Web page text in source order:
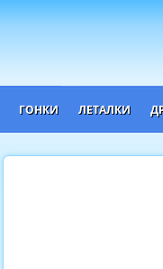
ГОНКИ ЛЕТАЛКИ